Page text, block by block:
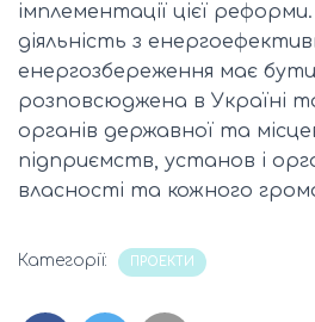
імплементації цієї
діяльність з
енергозбереження має
розповсюджена в Україні
органів державної та
підприємств, установ і
власності та кожного
Категорії: ПРОЕКТИ